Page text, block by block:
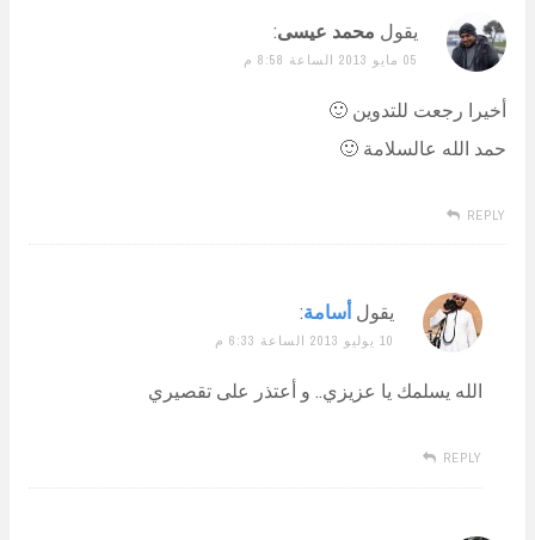
يقول محمد عيسى:
05 مايو 2013 الساعة 8:58 م
أخيرا رجعت للتدوين 🙂
حمد الله عالسلامة 🙂
REPLY
يقول أسامة:
10 يوليو 2013 الساعة 6:33 م
الله يسلمك يا عزيزي.. و أعتذر على تقصيري
REPLY